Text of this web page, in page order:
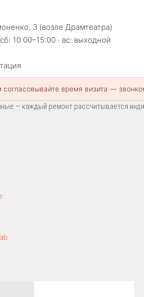
3 (возле Драмтеатра)
10:00–15:00 · вс: выходной
время визита —
— каждый ремонт рассчитывается